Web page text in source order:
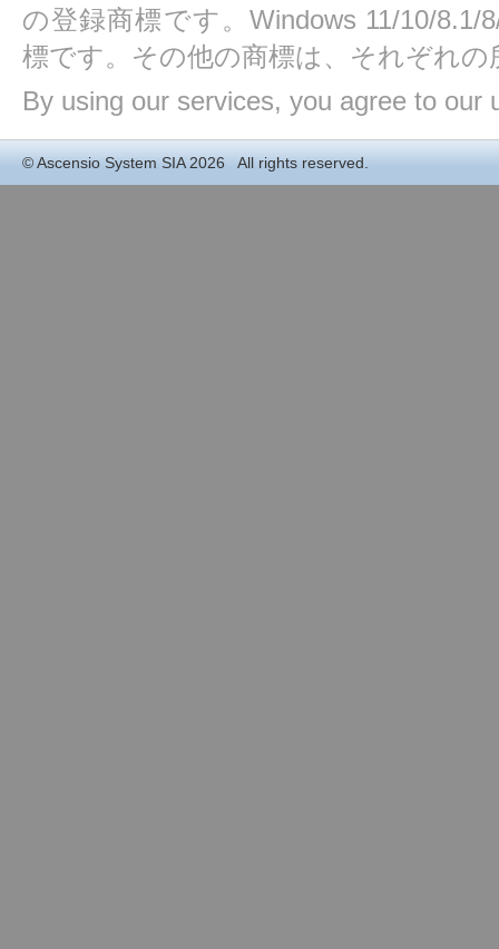
の登録商標です。Windows 11/10/8.1/
標です。その他の商標は、それぞれの
By using our services, you agree to our
©Ascensio System SIA2026 All rights reserved.